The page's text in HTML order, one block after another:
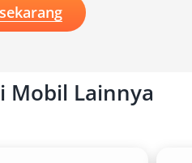
Mobil Lainnya